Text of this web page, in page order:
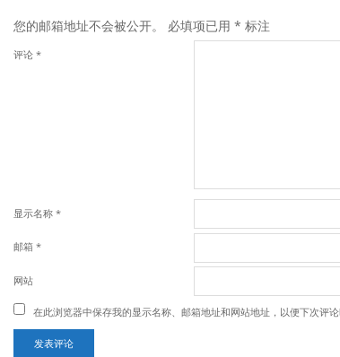
您的邮箱地址不会被公开。
必填项已用 * 标注
评论 *
显示名称 *
邮箱 *
网站
在此浏览器中保存我的显示名称、邮箱地址和网站地址，以便下次评论